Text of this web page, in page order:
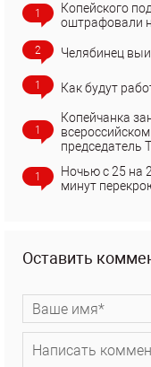
1
Копейского
оштрафовали
2 Челябинец
1 Как будут
1
Копейчанка
председатель
1
Ночью с 25 на
минут
Оставить